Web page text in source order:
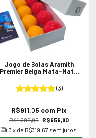
Jogo de Bolas Aramith
Premier Belga Mata-Mata
(3)
R$1.299,00 R$959,00
R$911,05 com Pix
3 x de R$319,67 sem juros